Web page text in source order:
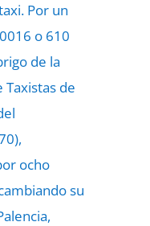
Por un
o 610
de la
Taxistas de
ocho
su